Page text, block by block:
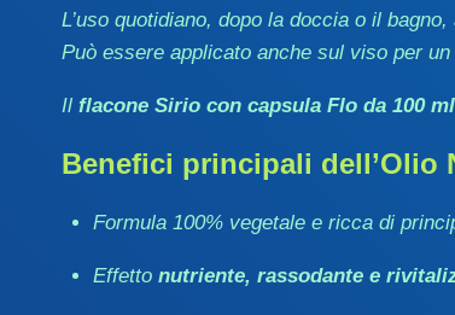
L’uso quotidiano, dopo la doccia o il
Può essere applicato anche sul viso per
Il flacone Sirio con capsula Flo da 100 ml
Benefici principali dell’Olio
Formula 100% vegetale e ricca di
Effetto nutriente, rassodante e